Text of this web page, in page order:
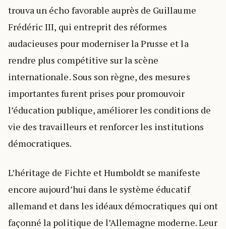
trouva un écho favorable auprès de Guillaume
Frédéric III, qui entreprit des réformes
audacieuses pour moderniser la Prusse et la
rendre plus compétitive sur la scène
internationale. Sous son règne, des mesures
importantes furent prises pour promouvoir
l’éducation publique, améliorer les conditions de
vie des travailleurs et renforcer les institutions
démocratiques.
L’héritage de Fichte et Humboldt se manifeste
encore aujourd’hui dans le système éducatif
allemand et dans les idéaux démocratiques qui ont
façonné la politique de l’Allemagne moderne. Leur